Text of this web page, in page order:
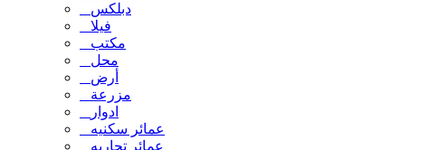
دبلكس
فيلا
مكتب
محل
أرض
مزرعة
ادوار
عمائر سكنيه
عمائر تجاريه